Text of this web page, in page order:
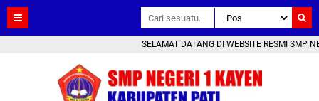
SELAMAT DATANG DI WEBSITE RESMI SMP